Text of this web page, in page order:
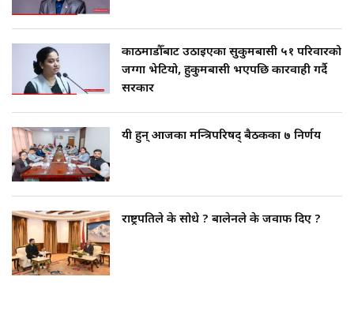
काठमाडौँबाट उठाइएका सुकुमबासी ५१ परिवारको
जग्गा भेटियो, हुकुमबासी भएपछि कारवाही गर्दै
सरकार
यी हुन् आजका मन्त्रिपरिषद् बैठकका ७ निर्णय
राष्ट्रपतिले के सोधे ? बालेनले के जवाफ दिए ?